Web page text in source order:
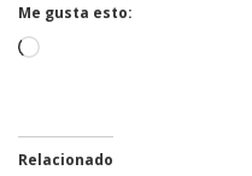
Me gusta esto:
Cargando...
Relacionado